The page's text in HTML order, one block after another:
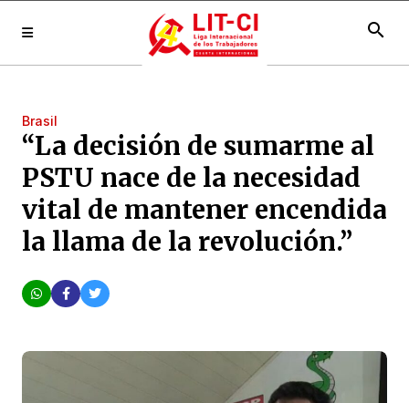
search
Brasil
“La decisión de sumarme al
PSTU nace de la necesidad
vital de mantener encendida
la llama de la revolución.”